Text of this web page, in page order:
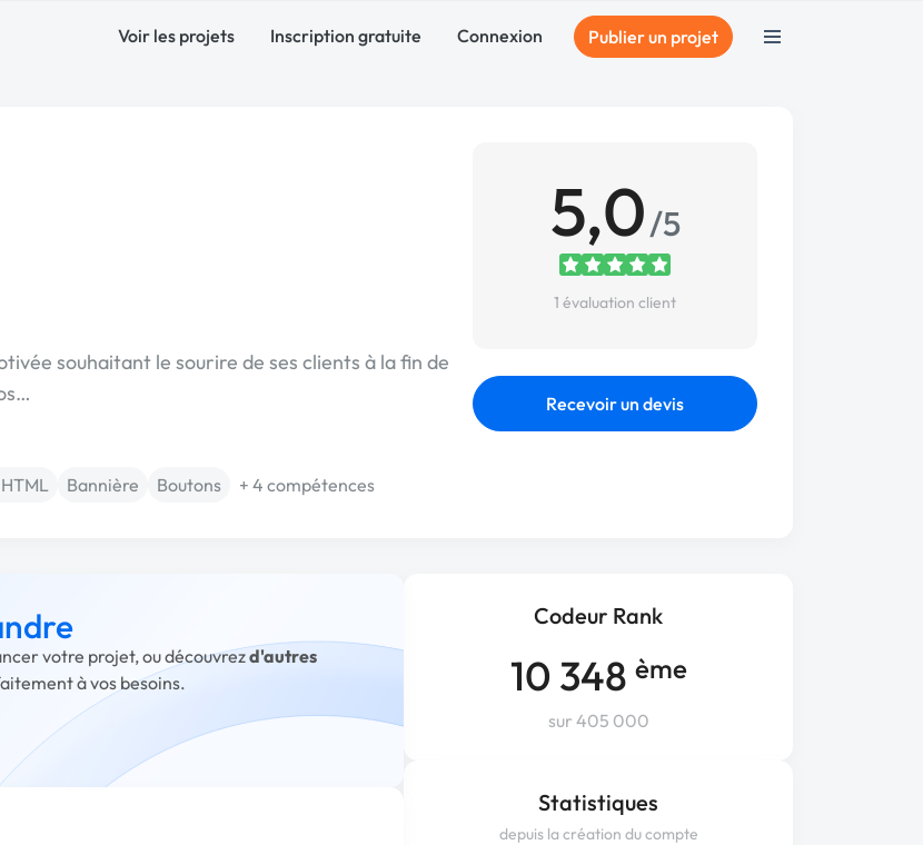
Voir les projets Inscription gratuite Connexion Publier un projet
souhaitant le sourire de ses clients à la fin de
Bannière Boutons + 4 compétences
5,0/5
1 évaluation client
Recevoir un devis
Codeur Rank
10 348 ème
sur 405 000
Statistiques
depuis la création du compte
votre projet, ou découvrezd'autres
à vos besoins.